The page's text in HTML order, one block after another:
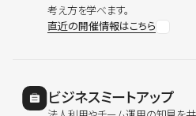
考え方を学べます。
直近の開催情報はこちら
ビジネスミートアップ